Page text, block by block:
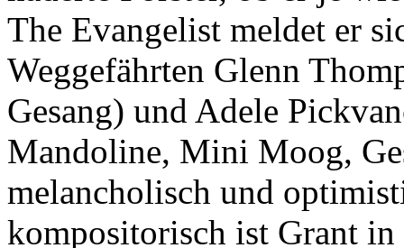
The Evangelist meldet er
Weggefährten Glenn
Gesang) und Adele
Mandoline, Mini Moog,
melancholisch und
kompositorisch ist Grant